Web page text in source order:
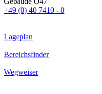
+49 (0) 40 7410 - 0
Lageplan
Bereichsfinder
Wegweiser